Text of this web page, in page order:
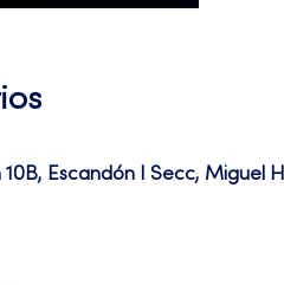
Escandón I Secc, Miguel